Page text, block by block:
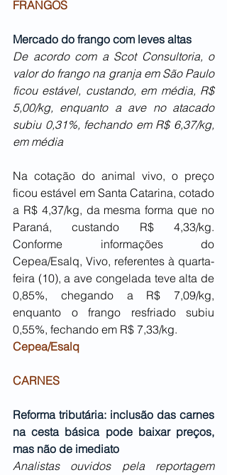
FRANGOS
Mercado do frango com leves altas
De acordo com a Scot Consultoria, o
valor do frango na granja em São Paulo
ficou estável, custando, em média, R$
5,00/kg, enquanto a ave no atacado
subiu 0,31%, fechando em R$ 6,37/kg,
em média
Na cotação do animal vivo, o preço
ficou estável em Santa Catarina, cotado
a R$ 4,37/kg, da mesma forma que no
Paraná, custando R$ 4,33/kg.
Conforme informações do
Cepea/Esalq, Vivo, referentes à quarta-
feira (10), a ave congelada teve alta de
0,85%, chegando a R$ 7,09/kg,
enquanto o frango resfriado subiu
0,55%, fechando em R$ 7,33/kg.
Cepea/Esalq
CARNES
Reforma tributária: inclusão das carnes
na cesta básica pode baixar preços,
mas não de imediato
Analistas ouvidos pela reportagem